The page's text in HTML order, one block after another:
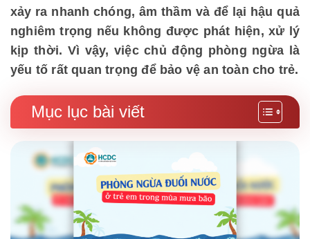
xảy ra nhanh chóng, âm thầm và để lại hậu quả
nghiêm trọng nếu không được phát hiện, xử lý
kịp thời. Vì vậy, việc chủ động phòng ngừa là
yếu tố rất quan trọng để bảo vệ an toàn cho trẻ.
Mục lục bài viết